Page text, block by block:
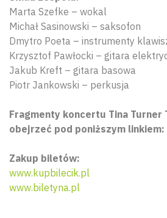
Marta Szefke – wokal
Michał Sasinowski – saksofon
Dmytro Poeta – instrumenty
Krzysztof Pawłocki – gitara
Jakub Kreft – gitara basowa
Piotr Jankowski – perkusja
Fragmenty koncertu Tina Turner
obejrzeć pod poniższym linkiem:
Zakup biletów:
www.kupbilecik.pl
www.biletyna.pl